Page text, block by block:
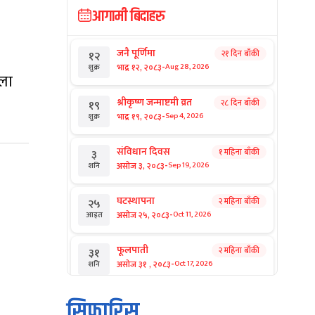
आगामी बिदाहरु
१२
शुक्र
जनै पूर्णिमा
भाद्र १२, २०८३-Aug 28, 2026
२१ दिन बाँकी
१९
शुक्र
श्रीकृष्ण जन्माष्टमी व्रत
भाद्र १९, २०८३-Sep 4, 2026
२८ दिन बाँकी
३
शनि
संविधान दिवस
असोज ३, २०८३-Sep 19, 2026
१ महिना बाँकी
२५
आइत
घटस्थापना
असोज २५, २०८३-Oct 11, 2026
२ महिना बाँकी
३१
शनि
फूलपाती
असोज ३१ , २०८३-Oct 17, 2026
२ महिना बाँकी
१ कार्तिक सङ्क्रान्ति